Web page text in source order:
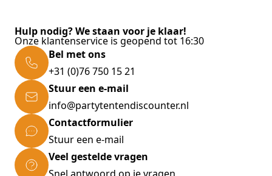
Hulp nodig? We staan voor je klaar!
Onze klantenservice is geopend tot 16:30
Bel met ons
+31 (0)76 750 15 21
Stuur een e-mail
info@partytentendiscounter.nl
Contactformulier
Stuur een e-mail
Veel gestelde vragen